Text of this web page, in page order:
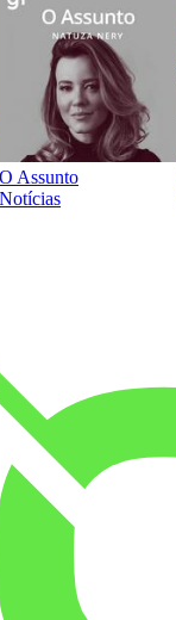
O Assunto
Notícias